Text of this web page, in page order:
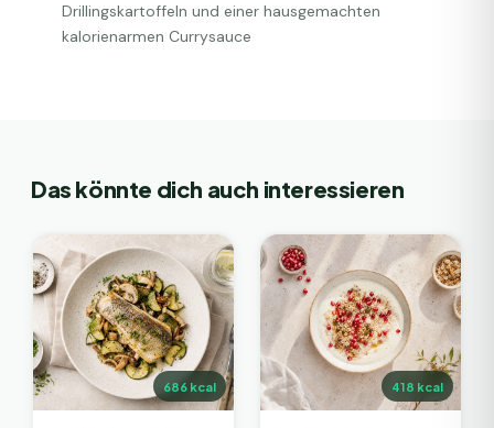
Drillingskartoffeln und einer hausgemachten
kalorienarmen Currysauce
Das könnte dich auch interessieren
686kcal 418 kcal